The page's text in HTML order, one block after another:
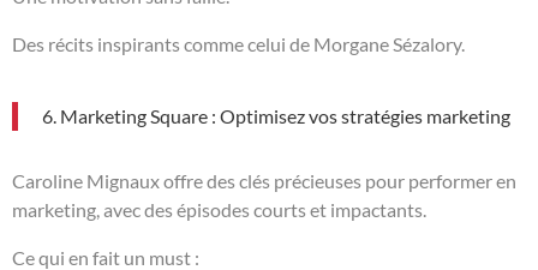
Des récits inspirants comme celui de Morgane Sézalory.
6. Marketing Square : Optimisez vos stratégies marketing
Caroline Mignaux offre des clés précieuses pour performer en
marketing, avec des épisodes courts et impactants.
Ce qui en fait un must :